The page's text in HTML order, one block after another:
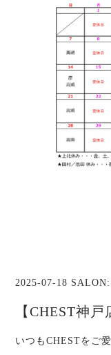
2025-07-18
【CHEST神
いつもCHESTをご